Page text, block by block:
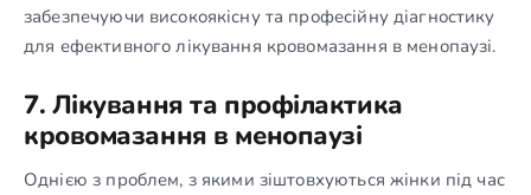
забезпечуючи високоякісну та професійну діагностику
для ефективного лікування кровомазання в менопаузі.
7. Лікування та профілактика
кровомазання в менопаузі
Однією з проблем, з якими зіштовхуються жінки під час